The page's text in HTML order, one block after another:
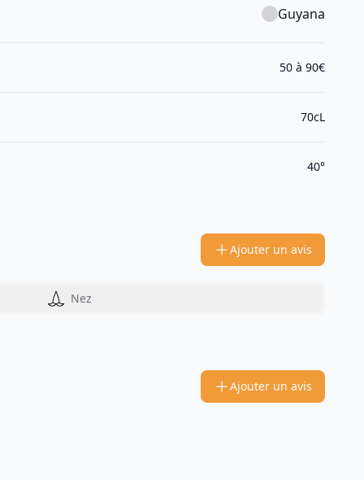
Guyana
50 à 90€
70cL
40°
Ajouter un avis
Nez
Ajouter un avis